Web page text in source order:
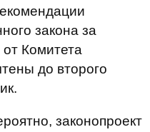
закона за
Комитета
до второго
законопроект